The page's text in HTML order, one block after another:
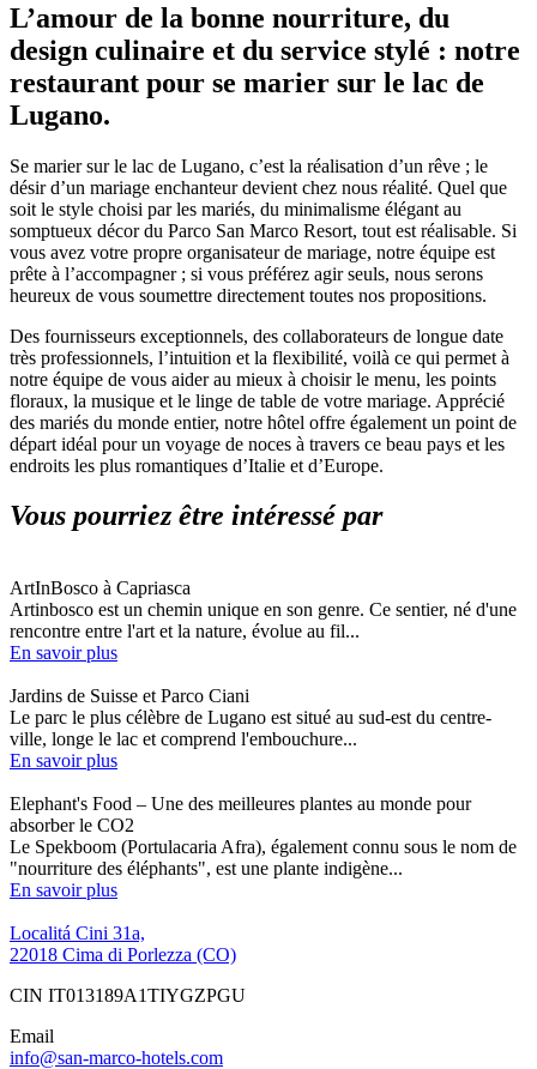
L’amour de la bonne nourriture, du
design culinaire et du service stylé : notre
restaurant pour se marier sur le lac de
Lugano.
Se marier sur le lac de Lugano, c’est la réalisation d’un rêve ; le
désir d’un mariage enchanteur devient chez nous réalité. Quel que
soit le style choisi par les mariés, du minimalisme élégant au
somptueux décor du Parco San Marco Resort, tout est réalisable. Si
vous avez votre propre organisateur de mariage, notre équipe est
prête à l’accompagner ; si vous préférez agir seuls, nous serons
heureux de vous soumettre directement toutes nos propositions.
Des fournisseurs exceptionnels, des collaborateurs de longue date
très professionnels, l’intuition et la flexibilité, voilà ce qui permet à
notre équipe de vous aider au mieux à choisir le menu, les points
floraux, la musique et le linge de table de votre mariage. Apprécié
des mariés du monde entier, notre hôtel offre également un point de
départ idéal pour un voyage de noces à travers ce beau pays et les
endroits les plus romantiques d’Italie et d’Europe.
Vous pourriez être intéressé par
ArtInBosco à Capriasca
Artinbosco est un chemin unique en son genre. Ce sentier, né d'une
rencontre entre l'art et la nature, évolue au fil...
En savoir plus
Jardins de Suisse et Parco Ciani
Le parc le plus célèbre de Lugano est situé au sud-est du centre-
ville, longe le lac et comprend l'embouchure...
En savoir plus
Elephant's Food – Une des meilleures plantes au monde pour
absorber le CO2
Le Spekboom (Portulacaria Afra), également connu sous le nom de
"nourriture des éléphants", est une plante indigène...
En savoir plus
Localitá Cini 31a,
22018 Cima di Porlezza (CO)
CIN IT013189A1TIYGZPGU
Email
info@san-marco-hotels.com